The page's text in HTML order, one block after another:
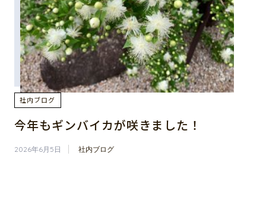
社内ブログ
今年もギンバイカが咲きました！
2026年6月5日 社内ブログ